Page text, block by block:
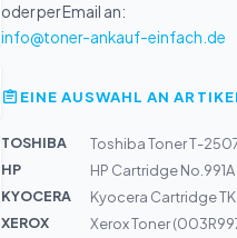
oder per Email an:
info@toner-ankauf-einfach.de
EINE AUSWAHL AN
TOSHIBA
Toshiba Toner T-
HP
HP Cartridge
KYOCERA
Kyocera Cartridge
XEROX
Xerox Toner